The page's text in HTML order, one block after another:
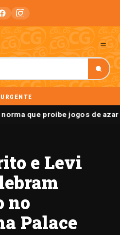
URGENTE
que proíbe jogos de azar
e Levi
no
Palace